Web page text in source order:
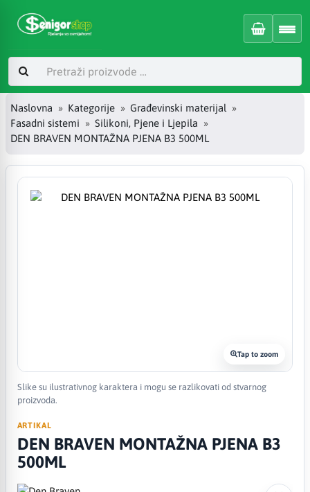
Naslovna Kategorije
Građevinski materijal
Fasadni sistemi
Silikoni, Pjene i Ljepila
DEN BRAVEN MONTAŽNA PJENA B3 500ML
Tap to zoom
Slike su ilustrativnog karaktera i mogu se razlikovati od stvarnog
proizvoda.
ARTIKAL
DEN BRAVEN MONTAŽNA PJENA B3
500ML